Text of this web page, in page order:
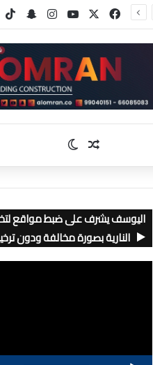
فيسبوك ‫YouTubeانستقرام
سناب
مقال عشوائي
الوضع المظلم
اليوسف يشرف على ضبط مواقع
النارية بصورة مخالفة ودون